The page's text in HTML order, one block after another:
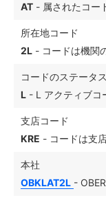
AT - 属されたコー
所在地コード
2L - コードは機関
コードのステータス
L - L アクティブコ
支店コード
KRE - コードは支
本社
OBKLAT2L -